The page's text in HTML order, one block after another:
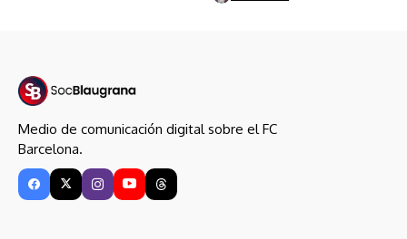
Medio de comunicación digital sobre el FC
Barcelona.